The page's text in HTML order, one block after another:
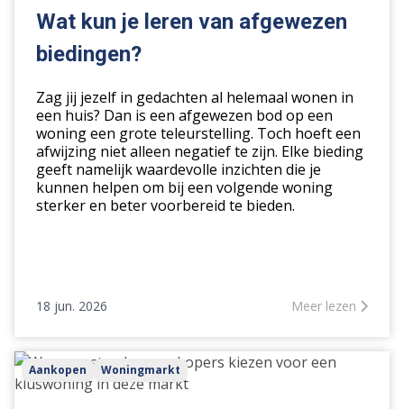
van
biedingen?
Wat kun je leren van afgewezen
biedingen?
Zag jij jezelf in gedachten al helemaal wonen in
een huis? Dan is een afgewezen bod op een
woning een grote teleurstelling. Toch hoeft een
afwijzing niet alleen negatief te zijn. Elke bieding
geeft namelijk waardevolle inzichten die je
kunnen helpen om bij een volgende woning
sterker en beter voorbereid te bieden.
18 jun. 2026 Meer lezen
Waarom
steeds
Aankopen Woningmarkt